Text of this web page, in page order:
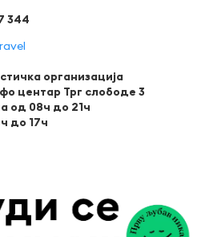
344
организација
центар Трг слободе 3
од 08ч до 21ч
до 17ч